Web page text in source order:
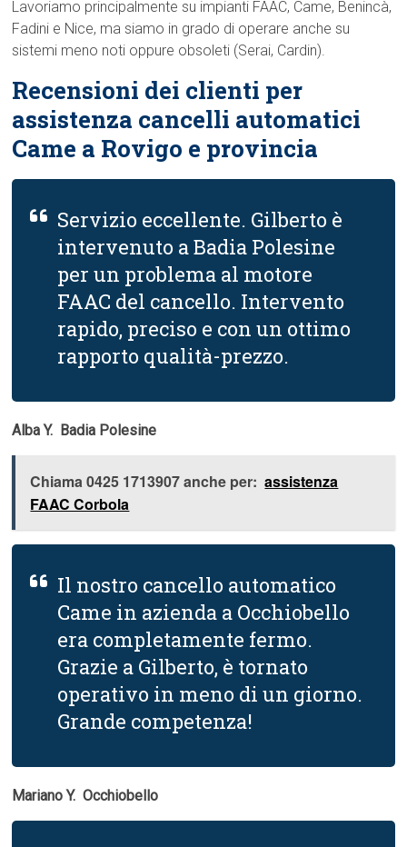
Lavoriamo principalmente su impianti FAAC, Came, Benincà,
Fadini e Nice, ma siamo in grado di operare anche su
sistemi meno noti oppure obsoleti (Serai, Cardin).
Recensioni dei clienti per
assistenza cancelli automatici
Came a Rovigo e provincia
Servizio eccellente. Gilberto è
intervenuto a Badia Polesine
per un problema al motore
FAAC del cancello. Intervento
rapido, preciso e con un ottimo
rapporto qualità-prezzo.
Alba Y.  Badia Polesine
Chiama 0425 1713907 anche per: assistenza
FAAC Corbola
Il nostro cancello automatico
Came in azienda a Occhiobello
era completamente fermo.
Grazie a Gilberto, è tornato
operativo in meno di un giorno.
Grande competenza!
Mariano Y.  Occhiobello